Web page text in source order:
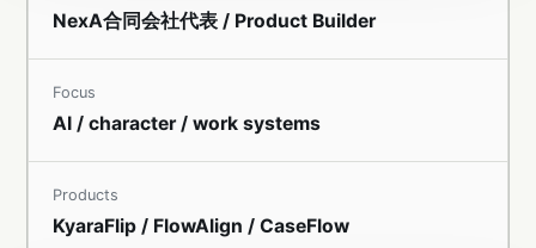
NexA合同会社代表 / Product Builder
Focus
AI / character / work systems
Products
KyaraFlip / FlowAlign / CaseFlow